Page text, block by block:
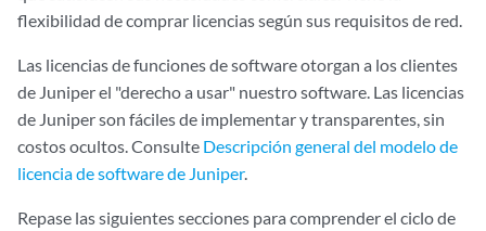
flexibilidad de comprar licencias según sus requisitos de red.
Las licencias de funciones de software otorgan a los clientes
de Juniper el "derecho a usar" nuestro software. Las licencias
de Juniper son fáciles de implementar y transparentes, sin
costos ocultos. Consulte Descripción general del modelo de
licencia de software de Juniper.
Repase las siguientes secciones para comprender el ciclo de